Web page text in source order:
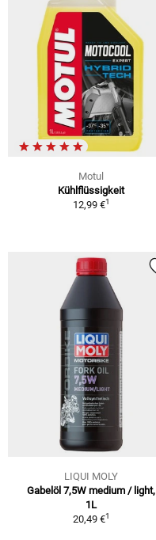
Motul
Kühlflüssigkeit
12,99 €1
LIQUI MOLY
Gabelöl 7,5W medium / light,
1L
20,49 €1